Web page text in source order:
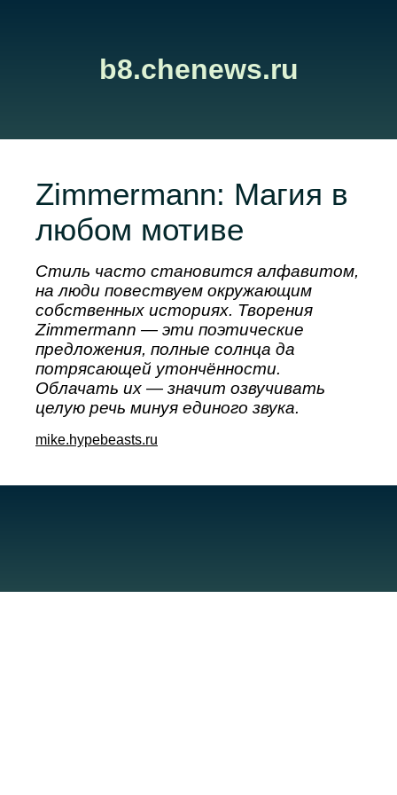
b8.chenews.ru
Zimmermann: Магия в
любом мотиве
Стиль часто становится алфавитом,
на люди повествуем окружающим
собственных историях. Творения
Zimmermann — эти поэтические
предложения, полные солнца да
потрясающей утончённости.
Облачать их — значит озвучивать
целую речь минуя единого звука.
mike.hypebeasts.ru